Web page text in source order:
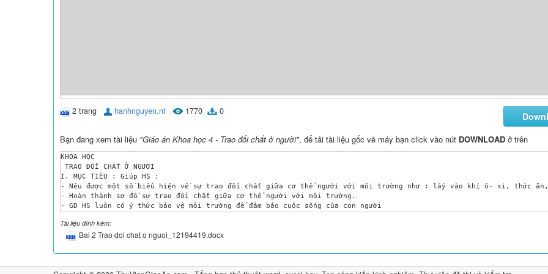
2 trang hanhnguyen.nt 1770 0
Bạn đang xem tài liệu "Giáo án Khoa học 4 - Trao đổi chất ở người", để tải tài liệu gốc về máy bạn click vào nút DOWNLOAD ở trên
KHOA HỌC
TRAO ĐỔI CHẤT Ở NGƯỜI
I. MỤC TIÊU : Giúp HS :
- Nêu được một số biểu hiện về sự trao đổi chất giữa cơ thể người với môi trường như : lấy vào khí ô- xi, thức
- Hoàn thành sơ đồ sự trao đổi chất giữa cơ thể người với môi trường.
- GD HS luôn có ý thức bảo vệ môi trường để đảm bảo cuộc sống của con người
II. ĐỒ DÙNG DẠY HỌC: Giấy A4 , bút vẽ.
III.CÁC HOẠT ĐỘNG DẠY HỌC:
Hoạt động của thầy
A. KT bài cũ (5p)
Tài liệu đính kèm:
Bai 2 Trao doi chat o nguoi_12194419.docx